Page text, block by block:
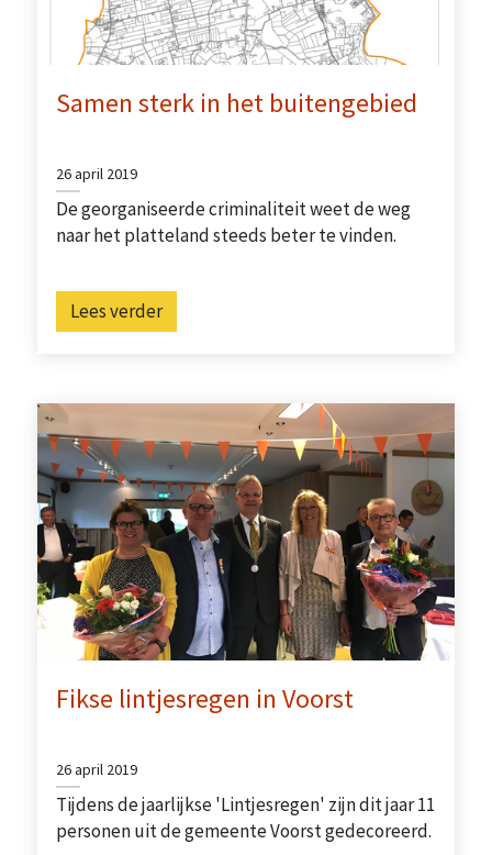
Samen sterk in het buitengebied
26 april 2019
De georganiseerde criminaliteit weet de weg
naar het platteland steeds beter te vinden.
Lees verder
Fikse lintjesregen in Voorst
26 april 2019
Tijdens de jaarlijkse 'Lintjesregen' zijn dit jaar 11
personen uit de gemeente Voorst gedecoreerd.